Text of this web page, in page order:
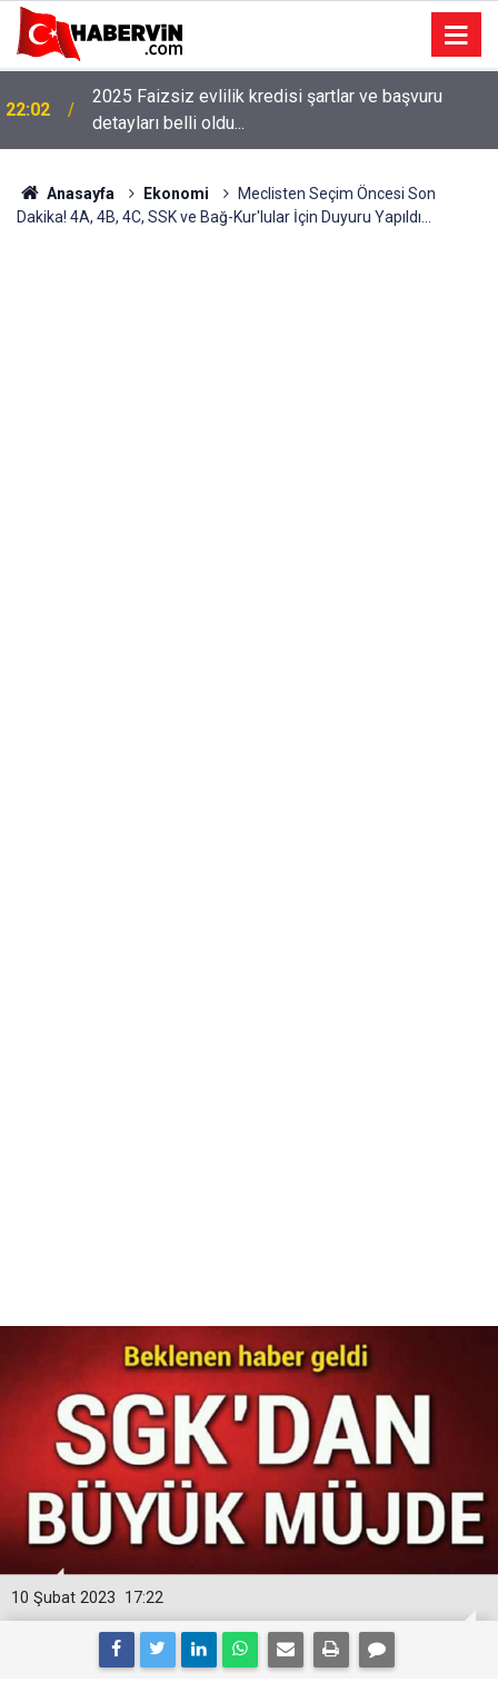
22:02
2025 Faizsiz evlilik kredisi şartlar ve başvuru
detayları belli oldu...
Anasayfa Ekonomi
Meclisten Seçim Öncesi Son
Dakika! 4A, 4B, 4C, SSK ve Bağ-Kur'lular İçin Duyuru Yapıldı...
17:22
10 Şubat 2023